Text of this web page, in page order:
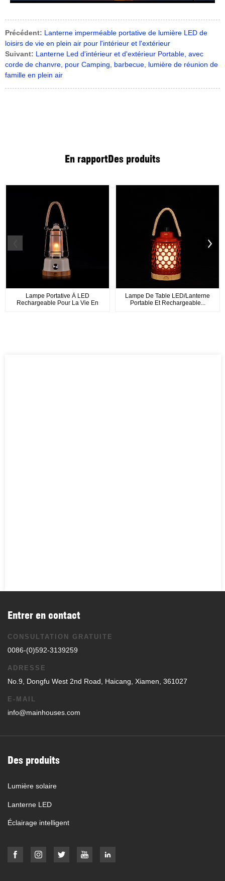
Précédent: Lanterne imperméable portative de lumière LED de
loisirs de vie en plein air pour l'intérieur et l'extérieur
Suivant: Lanterne Led d'intérieur et d'extérieur Portable, avec
corde de chanvre, pour Camping, barbecue, lumière de réunion de
famille en plein air
En rapportDes produits
Lampe Portative À LED
Rechargeable Pour La Vie En
Lampe De Table LED/Lanterne
Portable Et Rechargeable...
Entrer en contact
CONSULTATION GRATUITE
0086-(0)592-3139259
ADRESSE
No.9, Dongfu West 2nd Road, Haicang, Xiamen, 361027
E-MAIL
info@mainhouses.com
Des produits
Lumière solaire
Lanterne LED
Éclairage intelligent